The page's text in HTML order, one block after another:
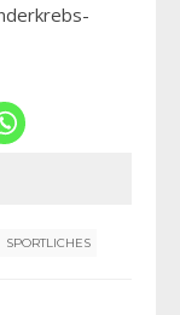
SPORTLICHES